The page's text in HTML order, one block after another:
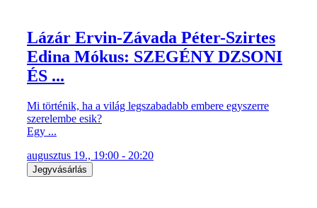
Lázár Ervin-Závada Péter-Szirtes
Edina Mókus: SZEGÉNY DZSONI
ÉS ...
Mi történik, ha a világ legszabadabb embere egyszerre
szerelembe esik?
Egy ...
augusztus 19., 19:00 - 20:20
Jegyvásárlás